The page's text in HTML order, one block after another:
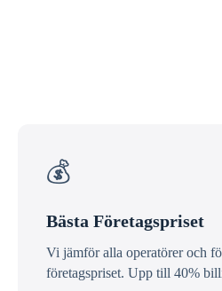
💰
Bästa Företagspriset
Vi jämför alla operatörer och
företagspriset. Upp till 40%